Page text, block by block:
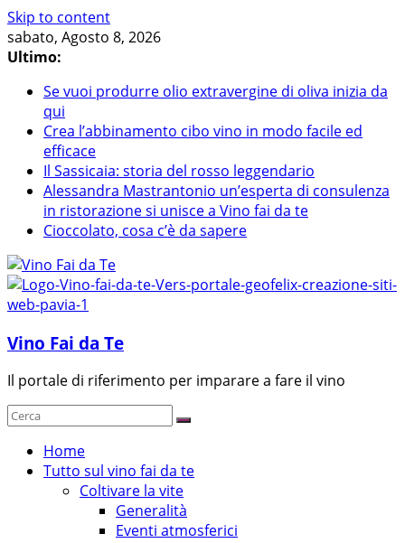
Skip to content
sabato, Agosto 8, 2026
Ultimo:
Se vuoi produrre olio extravergine di oliva inizia da
qui
Crea l’abbinamento cibo vino in modo facile ed
efficace
Il Sassicaia: storia del rosso leggendario
Alessandra Mastrantonio un’esperta di consulenza
in ristorazione si unisce a Vino fai da te
Cioccolato, cosa c’è da sapere
Vino Fai da Te
Il portale di riferimento per imparare a fare il vino
Home
Tutto sul vino fai da te
Coltivare la vite
Generalità
Eventi atmosferici